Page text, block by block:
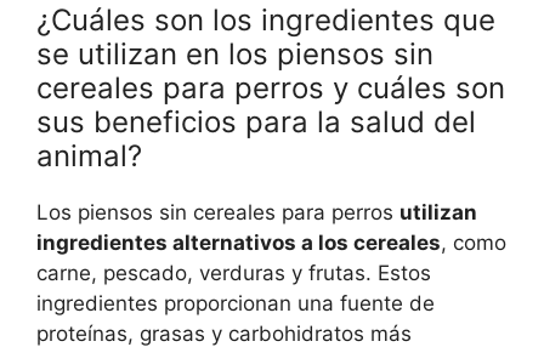
¿Cuáles son los ingredientes que
se utilizan en los piensos sin
cereales para perros y cuáles son
sus beneficios para la salud del
animal?
Los piensos sin cereales para perros utilizan
ingredientes alternativos a los cereales, como
carne, pescado, verduras y frutas. Estos
ingredientes proporcionan una fuente de
proteínas, grasas y carbohidratos más